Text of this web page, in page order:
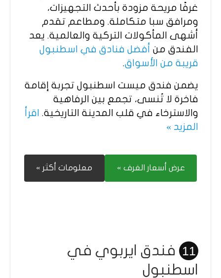
غرفًا مريحة مزودة بأحدث التجهيزات،
ومرافق سبا متكاملة. ومطاعم تقدم
أشهى المأكولات التركية والعالمية. يعد
الفندق من أفضل فنادق في اسطنبول
قريبة من الأسواق.
يضمن فندق ميست اسطنبول تجربة إقامة
فاخرة لا تُنسى، تجمع بين الرفاهية
والاسترخاء في قلب المدينة التاريخية. اقرأ
المزيد »
عرض أسعار الغرف » معلومات أكثر »
11
فندق ايربوي في
اسطنبول